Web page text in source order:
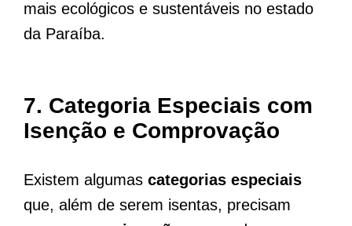
mais ecológicos e sustentáveis no estado
da Paraíba.
7. Categoria Especiais com
Isenção e Comprovação
Existem algumas categorias especiais
que, além de serem isentas, precisam